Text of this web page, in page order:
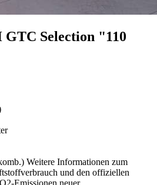
GTC Selection "110
Weitere Informationen zum
und den offiziellen
Emissionen neuer